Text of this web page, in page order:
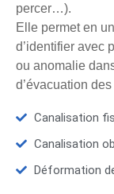
percer…).
Elle permet en
d’identifier avec
ou anomalie
d’évacuation
Canalisation
Canalisation
Déformation